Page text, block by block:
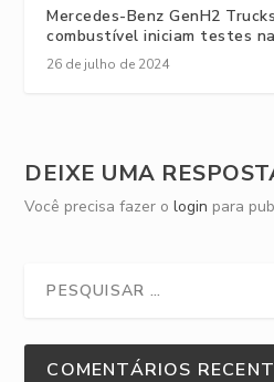
Mercedes-Benz GenH2
combustível iniciam testes
26 de julho de 2024
DEIXE UMA
Você precisa fazer ologin para
COMENTÁRIOS